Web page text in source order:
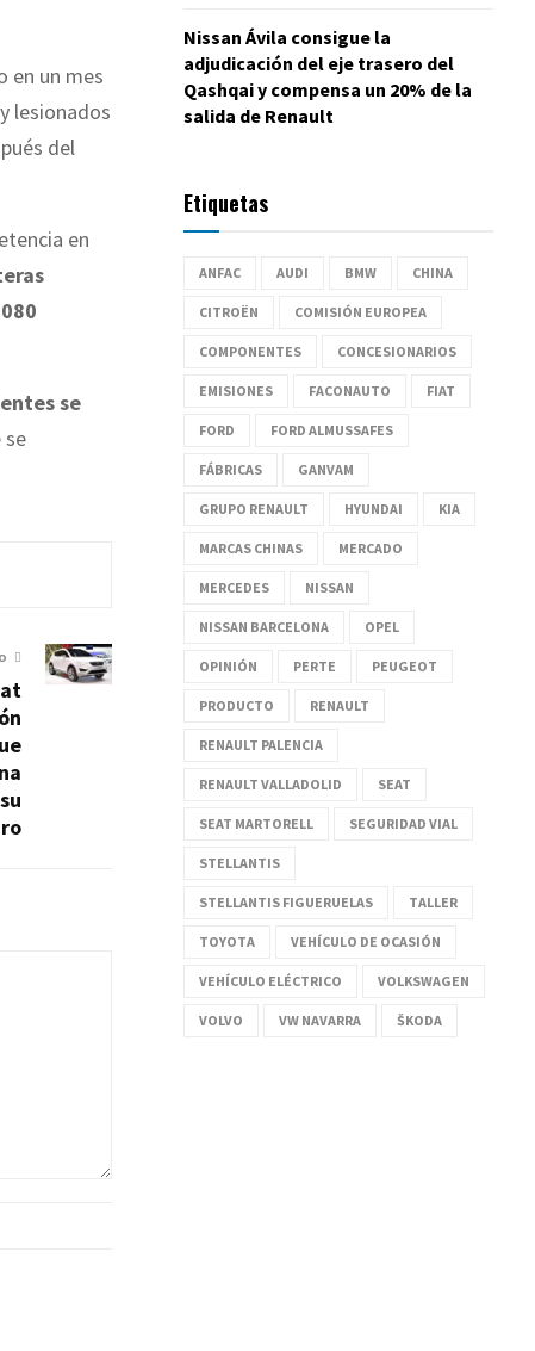
en un mes
lesionados
del
en
se
se
Nissan Ávila consigue la
adjudicación del eje trasero del
Qashqai y compensa un 20% de la
salida de Renault
Etiquetas
ANFAC AUDI BMW CHINA
CITROËN COMISIÓN EUROPEA
COMPONENTES CONCESIONARIOS
EMISIONES FACONAUTO FIAT
FORD FORD ALMUSSAFES
FÁBRICAS GANVAM
GRUPO RENAULT HYUNDAI KIA
MARCAS CHINAS MERCADO
MERCEDES NISSAN
NISSAN BARCELONA OPEL
OPINIÓN PERTE PEUGEOT
PRODUCTO RENAULT
RENAULT PALENCIA
RENAULT VALLADOLID SEAT
SEAT MARTORELL SEGURIDAD VIAL
STELLANTIS
STELLANTIS FIGUERUELAS TALLER
TOYOTA VEHÍCULO DE OCASIÓN
VEHÍCULO ELÉCTRICO VOLKSWAGEN
VOLVO VW NAVARRA ŠKODA